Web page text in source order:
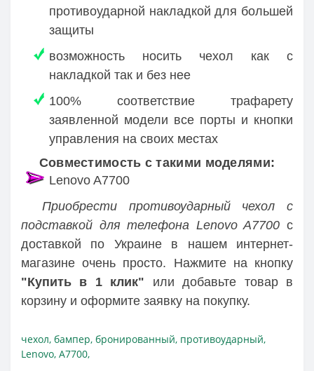
противоударной накладкой для большей
защиты
возможность носить чехол как с
накладкой так и без нее
100% соответствие трафарету
заявленной модели все порты и кнопки
управления на своих местах
Совместимость с такими моделями:
Lenovo A7700
Приобрести противоударный чехол с
подставкой для телефона Lenovo A7700 с
доставкой по Украине в нашем интернет-
магазине очень просто. Нажмите на кнопку
"Купить в 1 клик" или добавьте товар в
корзину и оформите заявку на покупку.
чехол, бампер, бронированный, противоударный,
Lenovo, A7700,